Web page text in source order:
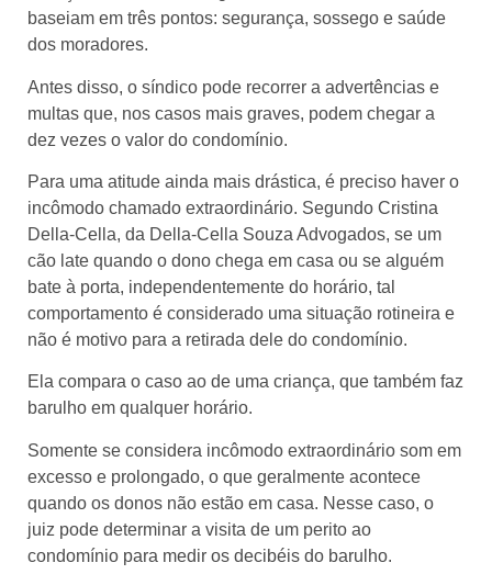
baseiam em três pontos: segurança, sossego e saúde
dos moradores.
Antes disso, o síndico pode recorrer a advertências e
multas que, nos casos mais graves, podem chegar a
dez vezes o valor do condomínio.
Para uma atitude ainda mais drástica, é preciso haver o
incômodo chamado extraordinário. Segundo Cristina
Della-Cella, da Della-Cella Souza Advogados, se um
cão late quando o dono chega em casa ou se alguém
bate à porta, independentemente do horário, tal
comportamento é considerado uma situação rotineira e
não é motivo para a retirada dele do condomínio.
Ela compara o caso ao de uma criança, que também faz
barulho em qualquer horário.
Somente se considera incômodo extraordinário som em
excesso e prolongado, o que geralmente acontece
quando os donos não estão em casa. Nesse caso, o
juiz pode determinar a visita de um perito ao
condomínio para medir os decibéis do barulho.